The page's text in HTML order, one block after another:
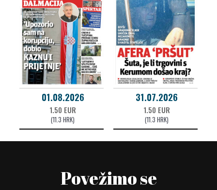
01.08.2026
1.50 EUR
(11.3 HRK)
31.07.2026
1.50 EUR
(11.3 HRK)
Povežimo se